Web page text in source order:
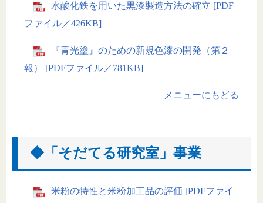
水酸化鉄を用いた黒漆製造方法の確立 [PDF
ファイル／426KB]
『青光塗』のための新規色漆の開発（第２
報） [PDFファイル／781KB]
メニューにもどる
◆「そだてる研究室」事業
米粉の特性と米粉加工品の評価 [PDFファイ